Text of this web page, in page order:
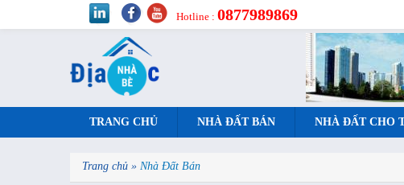
Hotline : 0877989869
TRANG CHỦ NHÀ ĐẤT BÁN NHÀ ĐẤT CHO
Trang chủ » Nhà Đất Bán